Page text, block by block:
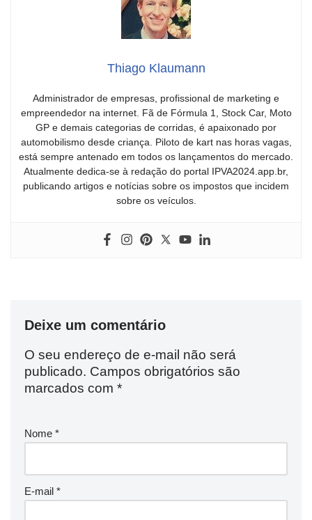
Thiago Klaumann
Administrador de empresas, profissional de marketing e
empreendedor na internet. Fã de Fórmula 1, Stock Car, Moto
GP e demais categorias de corridas, é apaixonado por
automobilismo desde criança. Piloto de kart nas horas vagas,
está sempre antenado em todos os lançamentos do mercado.
Atualmente dedica-se à redação do portal IPVA2024.app.br,
publicando artigos e notícias sobre os impostos que incidem
sobre os veículos.
Deixe um comentário
O seu endereço de e-mail não será
publicado. Campos obrigatórios são
marcados com *
Nome *
E-mail *